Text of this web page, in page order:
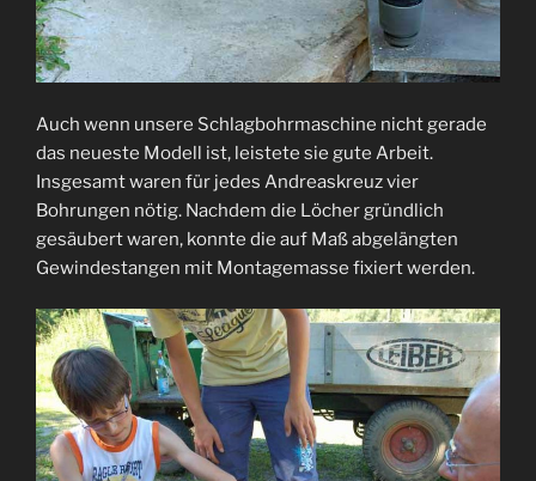
Auch wenn unsere Schlagbohrmaschine nicht gerade
das neueste Modell ist, leistete sie gute Arbeit.
Insgesamt waren für jedes Andreaskreuz vier
Bohrungen nötig. Nachdem die Löcher gründlich
gesäubert waren, konnte die auf Maß abgelängten
Gewindestangen mit Montagemasse fixiert werden.